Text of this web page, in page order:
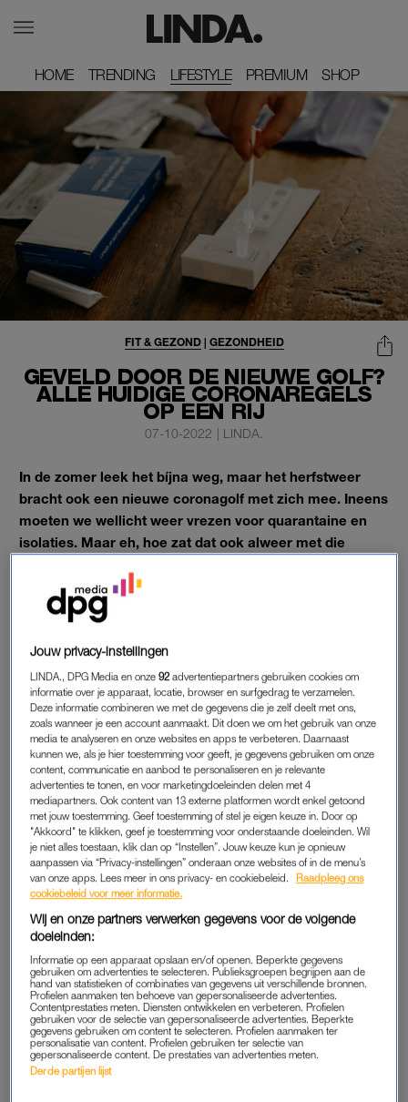
HOME
HOME TRENDING
TRENDING LIFESTYLE PREMIUM
PREMIUM SHOP
SHOP
GEVELD DOOR DE NIEUWE GOLF?
ALLE HUIDIGE CORONAREGELS
OP EEN RIJ
FIT & GEZOND| GEZONDHEID
07-10-2022 | LINDA.
In de zomer leek het bíjna weg, maar het herfstweer
bracht ook een nieuwe coronagolf met zich mee. Ineens
moeten we wellicht weer vrezen voor quarantaine en
isolaties. Maar eh, hoe zat dat ook alweer met die
LINDA.nl zet de huidige coronaregels voor je op een rijtje.
ZELFTEST BIJ KLACHTEN
De voornaamste regel is inmiddels al jarenlang hetzelfde: bij
klachten blijf je thuis. Koorts, hoesten, keelpijn, benauwdheid
en neusverkouden vallen volgens het RIVM onder
coronaklachten. Als je daar last van hebt, laat je je ook testen.
Waar dat eerst bij de GGD moest gebeuren, volstaat nu een
zelftest om te kijken of jecoronahebt of toch gewoon een
ander virusje hebt opgelopen. Het testen moet ook bij
kinderen gebeuren.
Sommige mensen kunnen zich echter nog wel bij de GGD
laten testen. Dat geldt voor zorgmedewerkers, inwoners van
een verpleeghuis of andere instelling met kwetsbare mensen,
mensen die naar een dagbesteding met kwetsbare mensen
gaan, mensen die om welke reden dan ook geen zelftest
kunnen doen, en mensen die een herstelbewijs nodig hebben.
CORONAREGELS VOOR ISOLATIE
Is je zelf- of GGD-test positief, dan ben je een aantal dagen
Jouw privacy-instellingen
LINDA., DPG Media en onze92 advertentiepartners gebruiken cookies om
informatie over je apparaat, locatie, browser en surfgedrag te verzamelen.
Deze informatie combineren we met de gegevens die je zelf deelt met ons,
zoals wanneer je een account aanmaakt. Dit doen we om het gebruik van onze
media te analyseren en onze websites en apps te verbeteren. Daarnaast
kunnen we, als je hier toestemming voor geeft, je gegevens gebruiken om onze
content, communicatie en aanbod te personaliseren en je relevante
advertenties te tonen, en voor marketingdoeleinden delen met 4
mediapartners. Ook content van 13 externe platformen wordt enkel getoond
met jouw toestemming. Geef toestemming of stel je eigen keuze in. Door op
"Akkoord" te klikken, geef je toestemming voor onderstaande doeleinden. Wil
je niet alles toestaan, klik dan op “Instellen”. Jouw keuze kun je opnieuw
aanpassen via “Privacy-instellingen” onderaan onze websites of in de menu’s
van onze apps. Lees meer in ons privacy- en cookiebeleid.
Raadpleeg ons
cookiebeleid voor meer informatie.
Wij en onze partners verwerken gegevens voor de volgende
doeleinden:
Informatie op een apparaat opslaan en/of openen. Beperkte gegevens
gebruiken om advertenties te selecteren. Publieksgroepen begrijpen aan de
hand van statistieken of combinaties van gegevens uit verschillende bronnen.
Profielen aanmaken ten behoeve van gepersonaliseerde advertenties.
Contentprestaties meten. Diensten ontwikkelen en verbeteren. Profielen
gebruiken voor de selectie van gepersonaliseerde advertenties. Beperkte
gegevens gebruiken om content te selecteren. Profielen aanmaken ter
personalisatie van content. Profielen gebruiken ter selectie van
gepersonaliseerde content. De prestaties van advertenties meten.
Derde partijen lijst